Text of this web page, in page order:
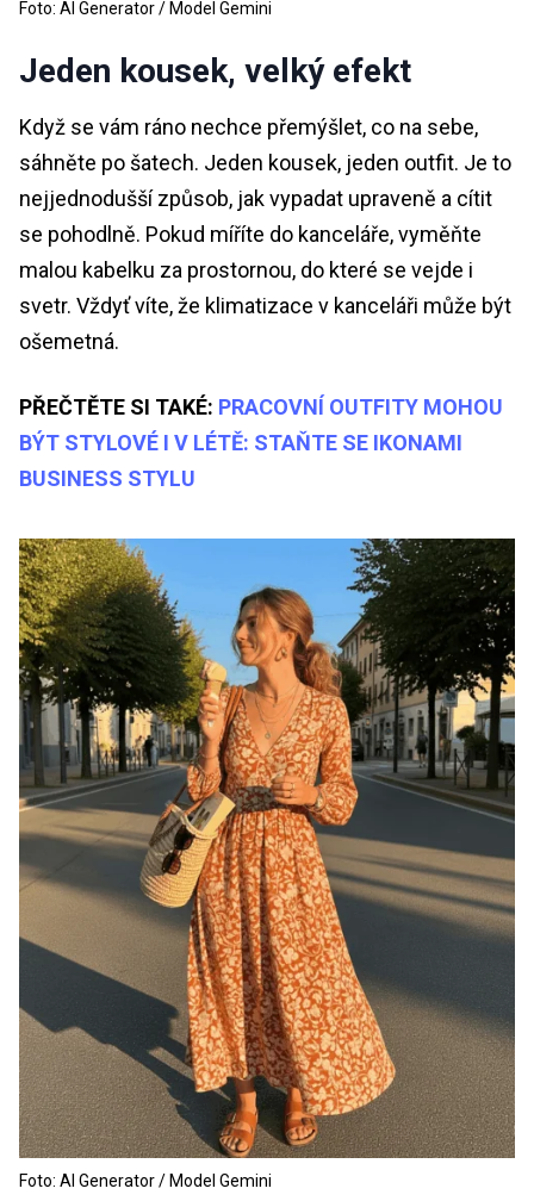
Foto: AI Generator / Model Gemini
Jeden kousek, velký efekt
Když se vám ráno nechce přemýšlet, co na sebe,
sáhněte po šatech. Jeden kousek, jeden outfit. Je to
nejjednodušší způsob, jak vypadat upraveně a cítit
se pohodlně. Pokud míříte do kanceláře, vyměňte
malou kabelku za prostornou, do které se vejde i
svetr. Vždyť víte, že klimatizace v kanceláři může být
ošemetná.
PŘEČTĚTE SI TAKÉ: PRACOVNÍ OUTFITY MOHOU
BÝT STYLOVÉ I V LÉTĚ: STAŇTE SE IKONAMI
BUSINESS STYLU
Foto: AI Generator / Model Gemini